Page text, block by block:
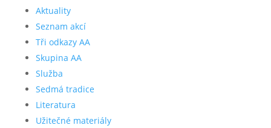
Aktuality
Seznam akcí
Tři odkazy AA
Skupina AA
Služba
Sedmá tradice
Literatura
Užitečné materiály